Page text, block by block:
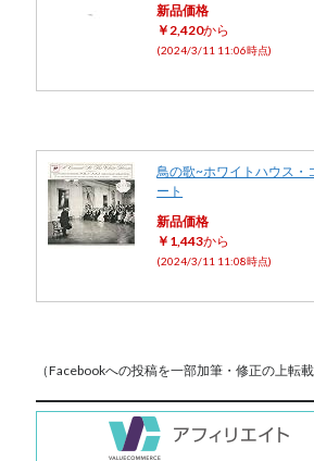
新品価格
￥2,420から
(2024/3/11 11:06時点)
鳥の歌~ホワイトハウス・
ート
新品価格
￥1,443から
(2024/3/11 11:08時点)
（Facebookへの投稿を一部加筆・修正の上転載